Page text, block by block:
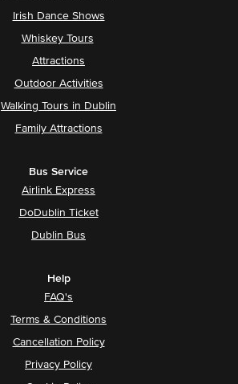
Irish Dance Shows
Whiskey Tours
Attractions
Outdoor Activities
Walking Tours in Dublin
Family Attractions
Bus Service
Airlink Express
DoDublin Ticket
Dublin Bus
Help
FAQ's
Terms & Conditions
Cancellation Policy
Privacy Policy